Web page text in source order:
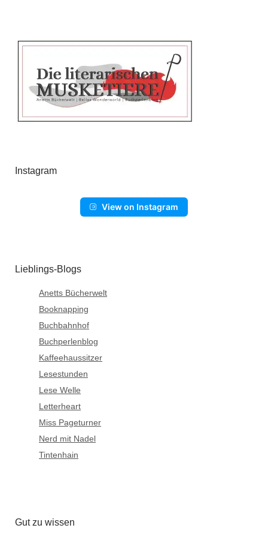
Instagram
View on Instagram
Lieblings-Blogs
Anetts Bücherwelt
Booknapping
Buchbahnhof
Buchperlenblog
Kaffeehaussitzer
Lesestunden
Lese Welle
Letterheart
Miss Pageturner
Nerd mit Nadel
Tintenhain
Gut zu wissen